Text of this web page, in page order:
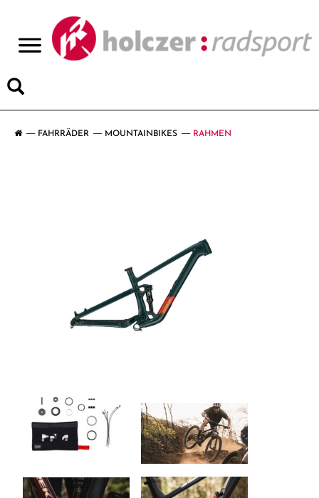
FAHRRÄDER MOUNTAINBIKES RAHMEN